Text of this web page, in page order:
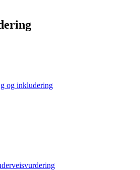
og inkludering